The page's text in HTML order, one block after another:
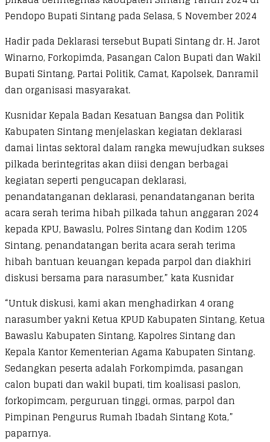
Pendopo Bupati Sintang pada Selasa, 5 November 2024
Hadir pada Deklarasi tersebut Bupati Sintang dr. H. Jarot
Winarno, Forkopimda, Pasangan Calon Bupati dan Wakil
Bupati Sintang, Partai Politik, Camat, Kapolsek, Danramil
dan organisasi masyarakat.
Kusnidar Kepala Badan Kesatuan Bangsa dan Politik
Kabupaten Sintang menjelaskan kegiatan deklarasi
damai lintas sektoral dalam rangka mewujudkan sukses
pilkada berintegritas akan diisi dengan berbagai
kegiatan seperti pengucapan deklarasi,
penandatanganan deklarasi, penandatanganan berita
acara serah terima hibah pilkada tahun anggaran 2024
kepada KPU, Bawaslu, Polres Sintang dan Kodim 1205
Sintang, penandatangan berita acara serah terima
hibah bantuan keuangan kepada parpol dan diakhiri
diskusi bersama para narasumber,” kata Kusnidar
“Untuk diskusi, kami akan menghadirkan 4 orang
narasumber yakni Ketua KPUD Kabupaten Sintang, Ketua
Bawaslu Kabupaten Sintang, Kapolres Sintang dan
Kepala Kantor Kementerian Agama Kabupaten Sintang.
Sedangkan peserta adalah Forkompimda, pasangan
calon bupati dan wakil bupati, tim koalisasi paslon,
forkopimcam, perguruan tinggi, ormas, parpol dan
Pimpinan Pengurus Rumah Ibadah Sintang Kota,”
paparnya.